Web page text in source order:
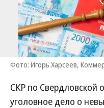
Фото: Игорь Харсеев,
СКР по Свердловской
уголовное дело о